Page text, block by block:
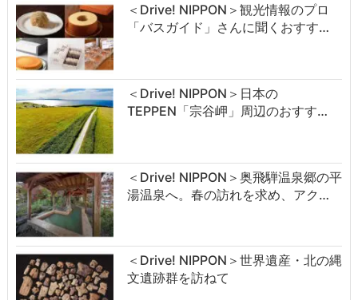
＜Drive! NIPPON＞観光情報のプロ
「バスガイド」さんに聞くおすす…
＜Drive! NIPPON＞日本の
TEPPEN「宗谷岬」周辺のおすす…
＜Drive! NIPPON＞奥飛騨温泉郷の平
湯温泉へ。春の訪れを求め、アク…
＜Drive! NIPPON＞世界遺産・北の縄
文遺跡群を訪ねて